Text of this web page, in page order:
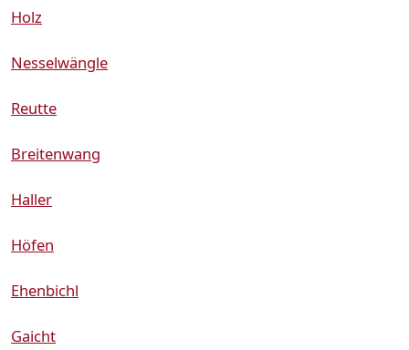
Holz
Nesselwängle
Reutte
Breitenwang
Haller
Höfen
Ehenbichl
Gaicht